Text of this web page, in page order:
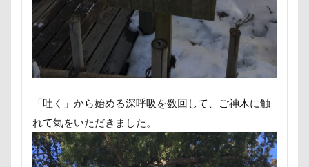
「吐く」から始める深呼吸を数回して、ご神木に触
れて氣をいただきました。
梨
梅百花園
桜
桃侍くん
栃木県 柚稀（ゆずき）くん
枕
松本市
月チャーム 東芝
東京都
東京ビックサイト
東京April
本部町
撮影テクニック
携帯ストラップ
極上牛のスペアリブ
忍者
成田ゆめ牧場
愛車
情報誌 恩納村 怪獣
怖い